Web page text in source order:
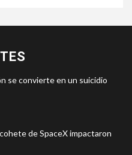
se convierte en un suicidio
de SpaceX impactaron